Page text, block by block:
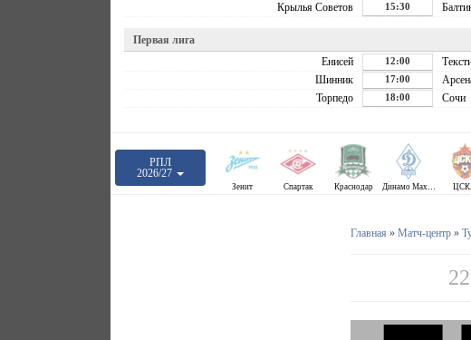
Крылья Советов 15:30
Первая лига
Енисей 12:00
Шинник 17:00
Торпедо 18:00 Сочи
РПЛ
2026/27
Зенит Спартак Краснодар Динамо Махачкала
Главная » Матч-центр»